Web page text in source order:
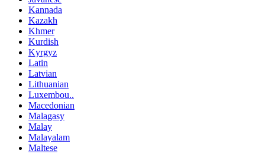
Kannada
Kazakh
Khmer
Kurdish
Kyrgyz
Latin
Latvian
Lithuanian
Luxembou..
Macedonian
Malagasy
Malay
Malayalam
Maltese